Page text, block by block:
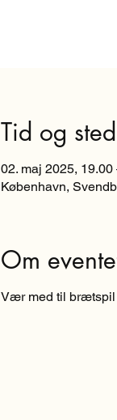
Tid og sted
02. maj 2025, 19.00
København,
Om
Vær med til brætspil